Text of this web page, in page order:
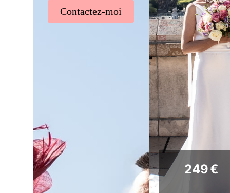
Contactez-moi
249 €